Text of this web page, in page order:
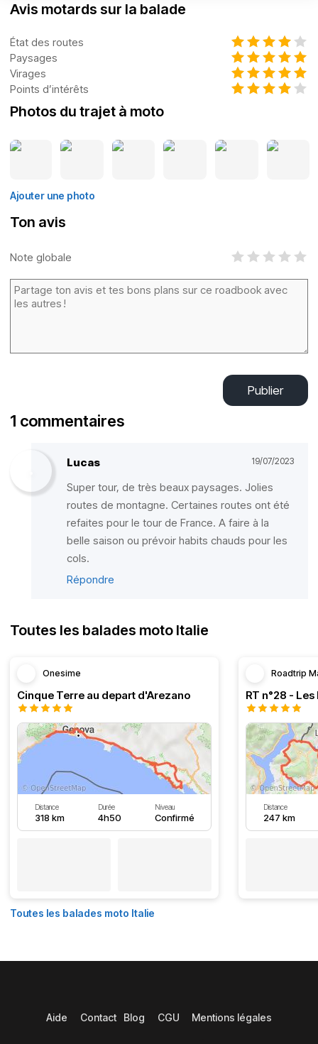
Avis motards sur la balade
État des routes
Paysages
Virages
Points d’intérêts
Photos du trajet à moto
Ajouter une photo
Ton avis
Note globale
Publier
1 commentaires
Lucas 19/07/2023
Super tour, de très beaux paysages. Jolies
routes de montagne. Certaines routes ont été
refaites pour le tour de France. A faire à la
belle saison ou prévoir habits chauds pour les
cols.
Répondre
Toutes les balades moto Italie
Onesime
Cinque Terre au depart d'Arezano
Distance
318 km
Durée
4h50
Niveau
Confirmé
Roadtrip
RT n°28 -
Distance
247 km
Toutes les balades moto Italie
Aide Contact Blog CGU Mentions légales